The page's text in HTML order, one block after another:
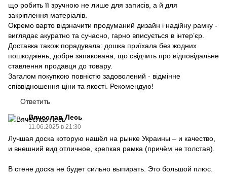
що робить її зручною не лише для записів, а й для
закріплення матеріалів.
Окремо варто відзначити продуманий дизайн і надійну рамку -
виглядає акуратно та сучасно, гарно вписується в інтер’єр.
Доставка також порадувала: дошка приїхала без жодних
пошкоджень, добре запакована, що свідчить про відповідальне
ставлення продавця до товару.
Загалом покупкою повністю задоволений - відмінне
співвідношення ціни та якості. Рекомендую!
Ответить
Вячеслав Лесь
11.06.2025 в 21:30
Лучшая доска которую нашёл на рынке Украины – и качество,
и внешний вид отличное, крепкая рамка (причём не толстая).
В стене доска не будет сильно выпирать. Это большой плюс.